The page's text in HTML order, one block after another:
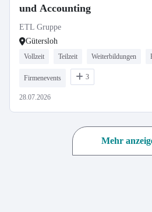
und Accounting
ETL Gruppe
Gütersloh
Vollzeit Teilzeit Weiterbildungen
Firmenevents 3
28.07.2026
Mehr